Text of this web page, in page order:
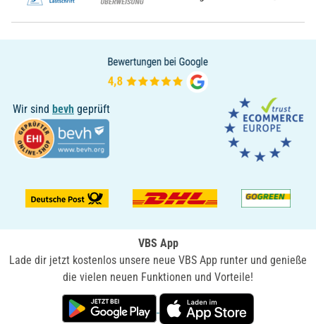
Wir sind bevh geprüft
VBS App
Lade dir jetzt kostenlos unsere neue VBS App runter und genieße
die vielen neuen Funktionen und Vorteile!